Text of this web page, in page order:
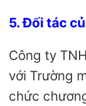
5. Đối tác
Công ty
với Trường
chức